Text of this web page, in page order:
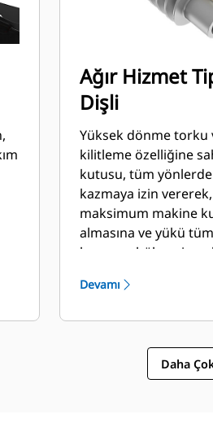
Ağır Hizmet
Dişli
Yüksek dönme torku
kilitleme özelliğine
kutusu, tüm
kazmaya izin
maksimum makine
almasına ve yükü tüm
boyunca bölmesine
Devamı
Daha